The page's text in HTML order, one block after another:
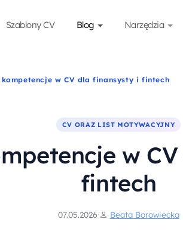
Szablony CV Blog Narzędzia
kompetencje w CV dla finansysty i fintech
CV ORAZ LIST MOTYWACYJNY
w
fintech
07.05.2026· Beata Borowiecka